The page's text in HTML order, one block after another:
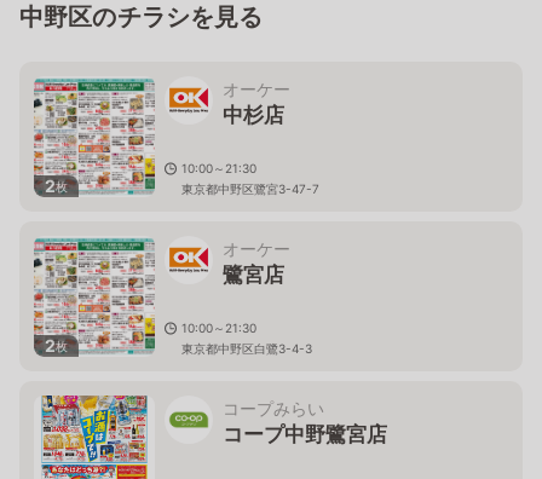
中野区のチラシを見る
2枚
オーケー
中杉店
10:00～21:30
東京都中野区鷺宮3-47-7
2枚
オーケー
鷺宮店
10:00～21:30
東京都中野区白鷺3-4-3
コープみらい
コープ中野鷺宮店